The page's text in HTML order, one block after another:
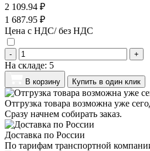
2 109.94 ₽
1 687.95 ₽
Цена с НДС/ без НДС
- +
На складе: 5
В корзину Купить в один клик
Отгрузка товара возможна уже
Сразу начнем собирать заказ.
Доставка по России
По тарифам транспортной